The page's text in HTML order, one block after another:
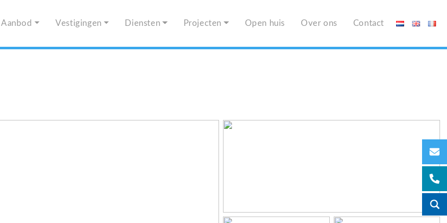
Aanbod Vestigingen Diensten Projecten Open huis Over ons Contact